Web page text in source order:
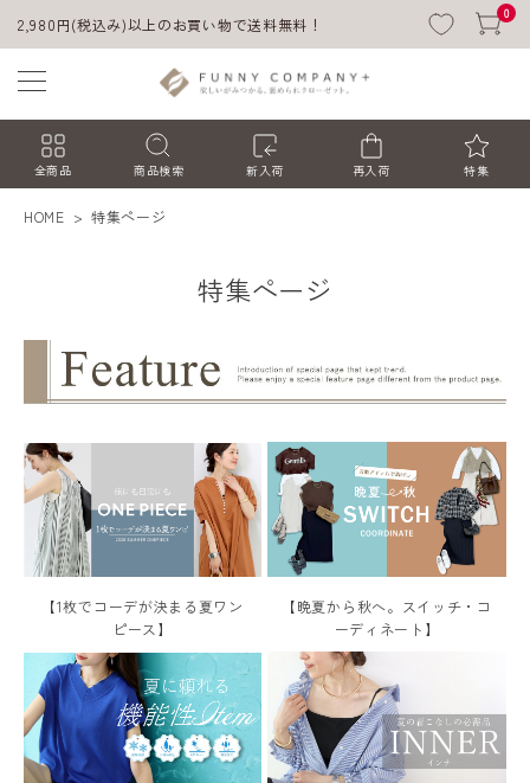
2,980円(税込み)以上のお買い物で送料無料！
0
全商品 商品検索 新入荷 再入荷 特集
ようこそ ゲスト 様
ログイン 会員登録
レディーストップス
レディースボトムス
HOME 特集ページ
特集ページ
【1枚でコーデが決まる夏ワン
ピース】
【晩夏から秋へ。スイッチ・コ
ーディネート】